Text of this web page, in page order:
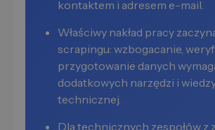
kontaktem i adresem e-mail.
Właściwy nakład pracy
scrapingu: wzbogacanie,
przygotowanie danych
dodatkowych narzędzi i
technicznej.
Dla technicznych zespołów z